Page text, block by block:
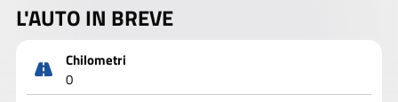
L'AUTO IN BREVE
Chilometri
0